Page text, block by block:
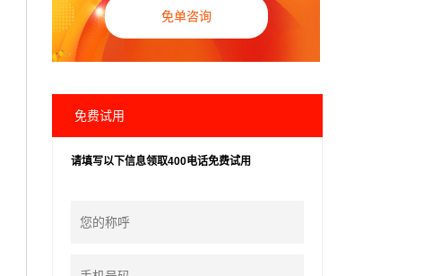
免单咨询
免费试用
请填写以下信息领取400电话免费试用